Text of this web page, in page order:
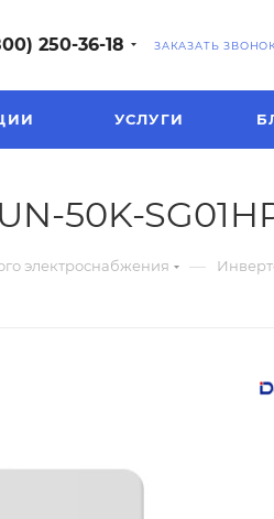
250-36-18 ЗАКАЗАТЬ ЗВОНОК
УСЛУГИ
50K-
электроснабжения —